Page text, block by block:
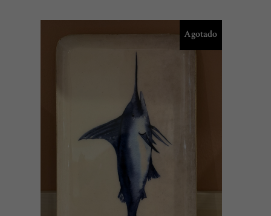
Agotado
LEER MÁS